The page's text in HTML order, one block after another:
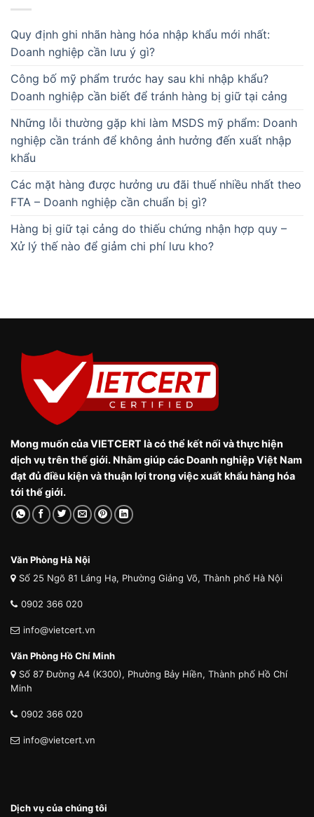
Quy định ghi nhãn hàng hóa nhập khẩu mới nhất:
Doanh nghiệp cần lưu ý gì?
Công bố mỹ phẩm trước hay sau khi nhập khẩu?
Doanh nghiệp cần biết để tránh hàng bị giữ tại cảng
Những lỗi thường gặp khi làm MSDS mỹ phẩm: Doanh
nghiệp cần tránh để không ảnh hưởng đến xuất nhập
khẩu
Các mặt hàng được hưởng ưu đãi thuế nhiều nhất theo
FTA – Doanh nghiệp cần chuẩn bị gì?
Hàng bị giữ tại cảng do thiếu chứng nhận hợp quy –
Xử lý thế nào để giảm chi phí lưu kho?
Mong muốn của VIETCERT là có thể kết nối và thực hiện
dịch vụ trên thế giới. Nhằm giúp các Doanh nghiệp Việt Nam
đạt đủ điều kiện và thuận lợi trong việc xuất khẩu hàng hóa
tới thế giới.
Văn Phòng Hà Nội
Số 25 Ngõ 81 Láng Hạ, Phường Giảng Võ, Thành phố Hà Nội
0902 366 020
info@vietcert.vn
Văn Phòng Hồ Chí Minh
Số 87 Đường A4 (K300), Phường Bảy Hiền, Thành phố Hồ Chí
Minh
0902 366 020
info@vietcert.vn
Dịch vụ của chúng tôi